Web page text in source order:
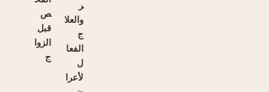
ر
والعلا
ج
الفعا
ل
لأعرا
ص
قبل
الزوا
ج